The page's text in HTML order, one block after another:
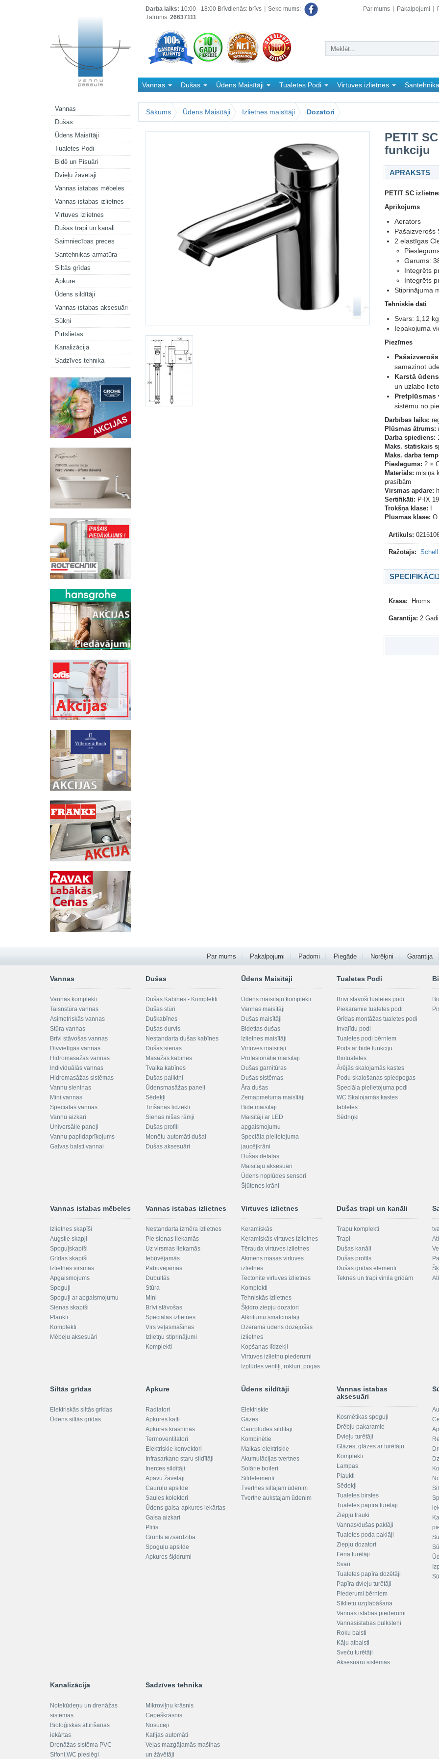
Vannas
Dušas
Ūdens Maisītāji
Tualetes Podi
Bidē un Pisuāri
Dvieļu žāvētāji
Vannas istabas mēbeles
Vannas istabas izlietnes
Virtuves izlietnes
Dušas trapi un kanāli
Saimniecības preces
Santehnikas armatūra
Siltās grīdas
Apkure
Ūdens sildītāji
Vannas istabas aksesuāri
Sūkņi
Pirtslietas
Kanalizācija
Sadzīves tehnika
Darba laiks: 10:00 - 18:00 Brīvdienās: brīvs
Tālrunis: 26637111
Seko mums: Par mums Pakalpojumi
Vannas Dušas Ūdens Maisītāji Tualetes Podi Virtuves izlietnes
Sākums
Ūdens Maisītāji Izlietnes maisītāji Dozatori
PETIT
funkciju
APRAKSTS
PETIT SC
Aprīkojums
Aerators
Pašaizverošs
2 elastīgas
Garums:
Integrēts
Integrēts
Stiprinājuma
Tehniskie dati
Svars: 1,12
Iepakojuma
Piezīmes
samazinot
Karstā
un uzlabo
Pretplūsmas
sistēmu no
Darbības laiks:
Plūsmas ātrums:
Darba spiediens:
Maks. statiskais
Maks. darba
Pieslēgums: 2 ×
Materiāls: misiņa
prasībām
Virsmas apdare:
Sertifikāti: P-IX
Trokšņa klase:
Plūsmas klase: O
Artikuls:
Ražotājs:
Krāsa: Hroms
Garantija: 2 Gadi
Par mums Pakalpojumi Padomi Piegāde Norēķini Garantija
Vannas
Vannas komplekti
Taisnstūra vannas
Asimetriskās vannas
Stūra vannas
Brīvi stāvošas vannas
Divvietīgās vannas
Hidromasāžas vannas
Individuālās vannas
Hidromasāžas sistēmas
Vannu sieniņas
Mini vannas
Speciālās vannas
Vannu aizkari
Universālie paneļi
Vannu papildaprīkojums
Galvas balsti vannai
Dušas
Dušas Kabīnes - Komplekti
Dušas stūri
Duškabīnes
Dušas durvis
Nestandarta dušas kabīnes
Dušas sienas
Masāžas kabīnes
Tvaika kabīnes
Dušas paliktņi
Ūdensmasāžas paneļi
Sēdekļi
Tīrīšanas līdzekļi
Sienas nišas rāmji
Dušas profili
Monētu automāti dušai
Dušas aksesuāri
Ūdens Maisītāji
Ūdens maisītāju komplekti
Vannas maisītāji
Dušas maisītāji
Bidettas dušas
Izlietnes maisītāji
Virtuves maisītāji
Profesionālie maisītāji
Dušas garnitūras
Dušas sistēmas
Āra dušas
Zemapmetuma maisītāji
Bidē maisītāji
Maisītāji ar LED
apgaismojumu
Speciāla pielietojuma
jaucējkrāni
Dušas detaļas
Maisītāju aksesuāri
Ūdens noplūdes sensori
Šļūtenes krāni
Tualetes Podi
Brīvi stāvoši tualetes podi
Piekaramie tualetes podi
Grīdas montāžas tualetes podi
Invalīdu podi
Tualetes podi bērniem
Pods ar bidē funkciju
Biotualetes
Ārējās skalojamās kastes
Podu skalošanas spiedpogas
Speciāla pielietojuma podi
WC Skalojamās kastes
tabletes
Sēdriņķi
Vannas istabas mēbeles
Izlietnes skapīši
Augstie skapji
Spoguļskapīši
Grīdas skapīši
Izlietnes virsmas
Apgaismojums
Spoguļi
Spoguļi ar apgaismojumu
Sienas skapīši
Plaukti
Komplekti
Mēbeļu aksesuāri
Vannas istabas izlietnes
Nestandarta izmēra izlietnes
Pie sienas liekamās
Uz virsmas liekamās
Iebūvējamās
Pabūvējamās
Dubultās
Stūra
Mini
Brīvi stāvošas
Speciālās izlietnes
Virs veļasmašīnas
Izlietņu stiprinājumi
Komplekti
Virtuves izlietnes
Keramiskās
Keramiskās virtuves izlietnes
Tērauda virtuves izlietnes
Akmens masas virtuves
izlietnes
Tectonite virtuves izlietnes
Komplekti
Tehniskās izlietnes
Šķidro ziepju dozatori
Atkritumu smalcinātāji
Dzeramā ūdens dozējošās
izlietnes
Kopšanas līdzekļi
Virtuves izlietņu piederumi
Izplūdes ventiļi, rokturi, pogas
Dušas trapi un kanāli
Trapu komplekti
Trapi
Dušas kanāli
Dušas profils
Dušas grīdas elementi
Teknes un trapi vinila grīdām
Siltās grīdas
Elektriskās siltās grīdas
Ūdens siltās grīdas
Apkure
Radiatori
Apkures katli
Apkures krāsniņas
Termoventilatori
Elektriskie konvektori
Infrasarkano staru sildītāji
Inerces sildītāji
Apavu žāvētāji
Cauruļu apsilde
Saules kolektori
Ūdens gaisa-apkures iekārtas
Gaisa aizkari
Plītis
Grunts aizsardzība
Spoguļu apsilde
Apkures šķidrumi
Ūdens sildītāji
Elektriskie
Gāzes
Caurplūdes sildītāji
Kombinētie
Malkas-elektriskie
Akumulācijas tvertnes
Solārie boileri
Sildelementi
Tvertnes siltajam ūdenim
Tvertne aukstajam ūdenim
Vannas istabas
aksesuāri
Kosmētikas spoguļi
Drēbju pakaramie
Dvieļu turētāji
Glāzes, glāzes ar turētāju
Komplekti
Lampas
Plaukti
Sēdekļi
Tualetes birstes
Tualetes papīra turētāji
Ziepju trauki
Vannas/dušas paklāji
Tualetes poda paklāji
Ziepju dozatori
Fēna turētāji
Svari
Tualetes papīra dozētāji
Papīra dvieļu turētāji
Piederumi bērniem
Sīklietu uzglabāšana
Vannas istabas piederumi
Vannasistabas pulksteņi
Roku balsti
Kāju atbalsti
Sveču turētāji
Aksesuāru sistēmas
Kanalizācija
Notekūdeņu un drenāžas
sistēmas
Bioloģiskās attīrīšanas
iekārtas
Drenāžas sistēma PVC
Sifoni,WC pieslēgi
Sadzīves tehnika
Mikroviļņu krāsnis
Cepeškrāsnis
Nosūcēji
Kafijas automāti
Veļas mazgājamās mašīnas
un žāvētāji